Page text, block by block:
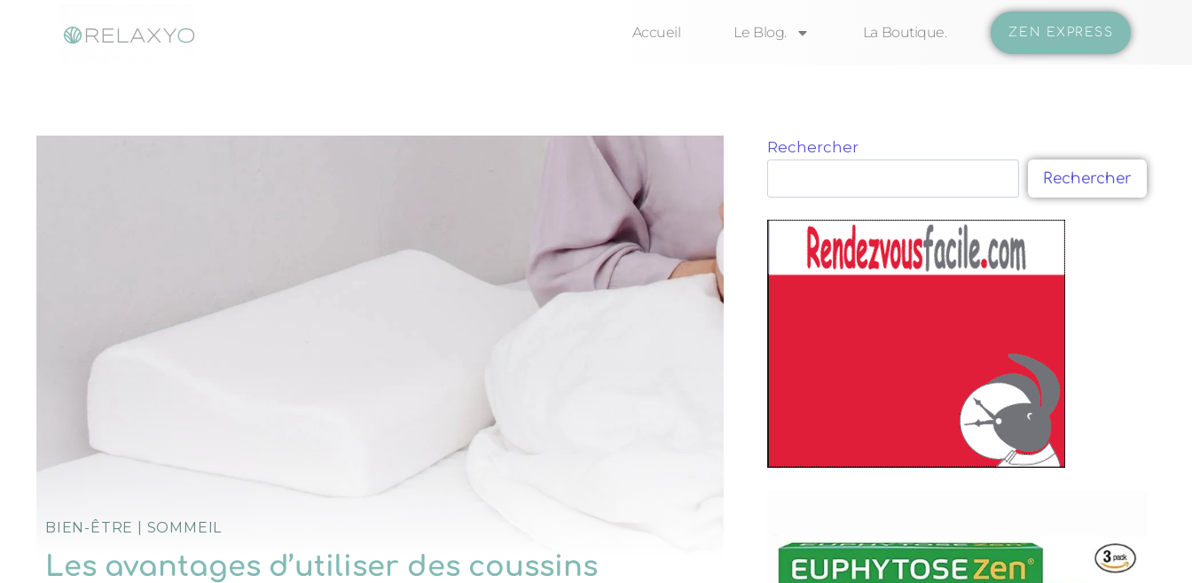
Accueil Le Blog. La Boutique. ZEN EXPRESS
BIEN-ÊTRE SOMMEIL
Les avantages d’utiliser des coussins
Rechercher
Rechercher